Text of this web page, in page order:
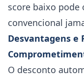
score baixo
convencional
Desvantagens e
O desconto